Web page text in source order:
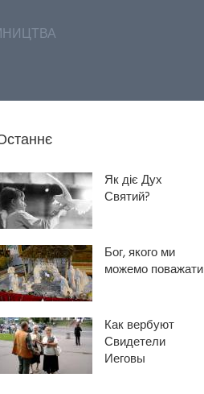
Як діє Дух
Святий?
Бог, якого ми
можемо поважати
Как вербуют
Свидетели
Иеговы